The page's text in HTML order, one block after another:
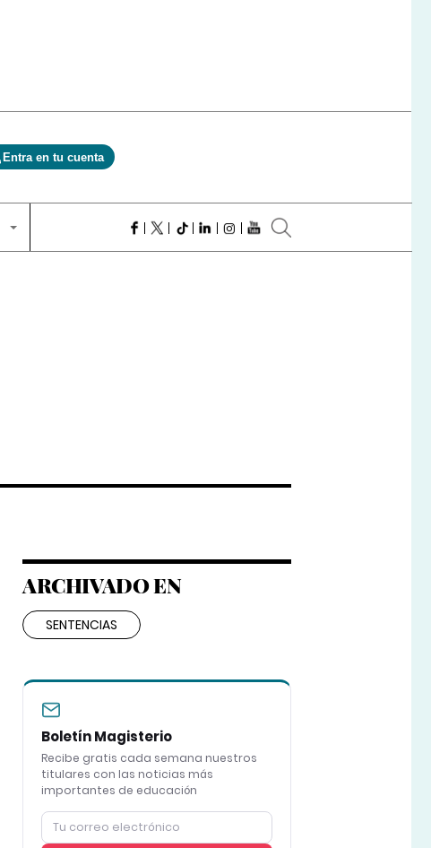
Entra en tu cuenta
ARCHIVADO EN
SENTENCIAS
Boletín Magisterio
Recibe gratis cada semana nuestros
titulares con las noticias más
importantes de educación